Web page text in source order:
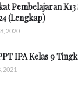
Pembelajaran
(Lengkap)
2020
IPA Kelas 9
2021